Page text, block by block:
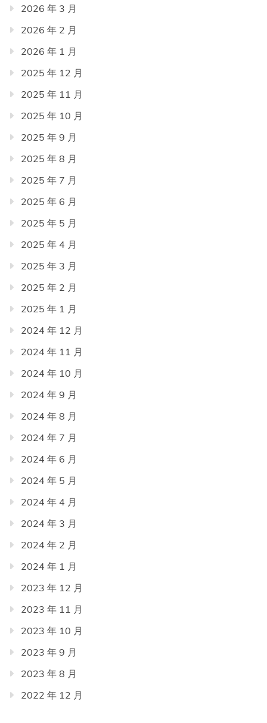
2026 年 3 月
2026 年 2 月
2026 年 1 月
2025 年 12 月
2025 年 11 月
2025 年 10 月
2025 年 9 月
2025 年 8 月
2025 年 7 月
2025 年 6 月
2025 年 5 月
2025 年 4 月
2025 年 3 月
2025 年 2 月
2025 年 1 月
2024 年 12 月
2024 年 11 月
2024 年 10 月
2024 年 9 月
2024 年 8 月
2024 年 7 月
2024 年 6 月
2024 年 5 月
2024 年 4 月
2024 年 3 月
2024 年 2 月
2024 年 1 月
2023 年 12 月
2023 年 11 月
2023 年 10 月
2023 年 9 月
2023 年 8 月
2022 年 12 月